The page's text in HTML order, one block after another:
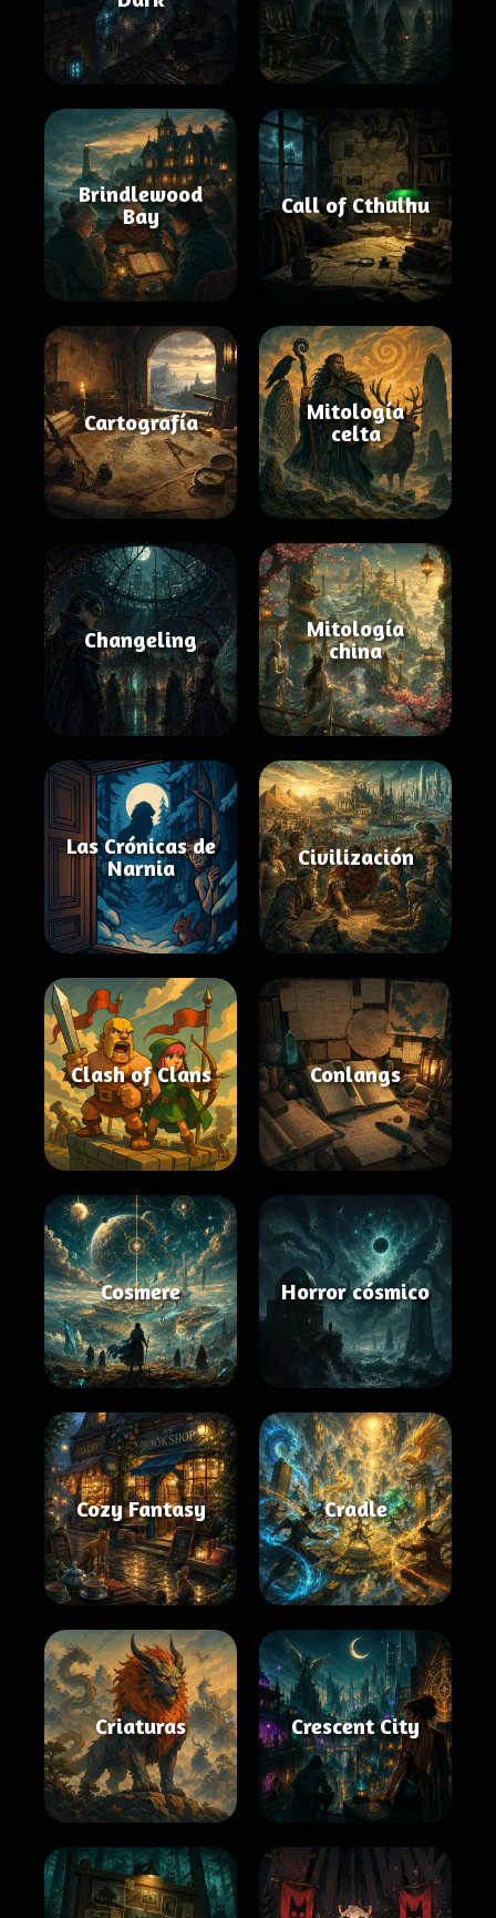
Brindlewood
Bay
Call of Cthulhu
Cartografía
Mitología
celta
Changeling
Mitología
china
Las Crónicas de
Narnia
Civilización
Clash of Clans Conlangs
Cosmere Horror cósmico
Cozy Fantasy Cradle
Criaturas Crescent City